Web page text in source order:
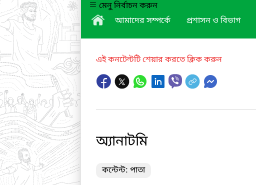
মেনু নির্বাচন করুন
আমাদের সম্পর্কে
প্রশাসন ও বিভাগ
এই কনটেন্টটি শেয়ার করতে ক্লিক করুন
অ্যানাটমি
কন্টেন্ট: পাতা